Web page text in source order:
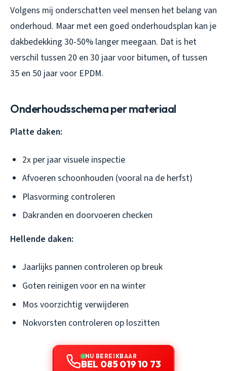
Volgens mij onderschatten veel mensen het belang van
onderhoud. Maar met een goed onderhoudsplan kan je
dakbedekking 30-50% langer meegaan. Dat is het
verschil tussen 20 en 30 jaar voor bitumen, of tussen
35 en 50 jaar voor EPDM.
Onderhoudsschema per materiaal
Platte daken:
2x per jaar visuele inspectie
Afvoeren schoonhouden (vooral na de herfst)
Plasvorming controleren
Dakranden en doorvoeren checken
Hellende daken:
Jaarlijks pannen controleren op breuk
Goten reinigen voor en na winter
Mos voorzichtig verwijderen
Nokvorsten controleren op loszitten
NU BEREIKBAAR
BEL 085 019 10 73